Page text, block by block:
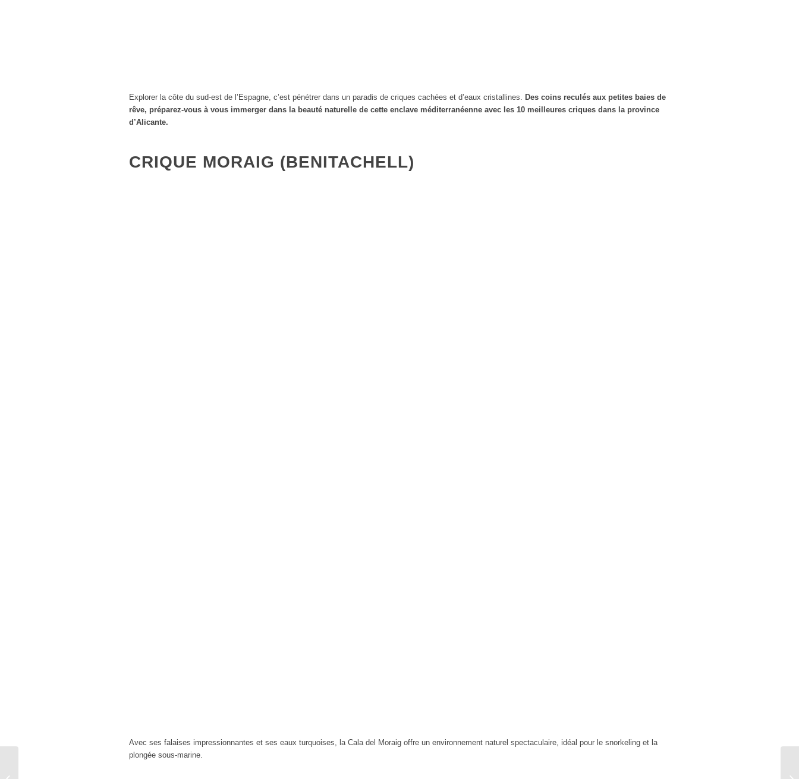
Explorer la côte du sud-est de l’Espagne, c’est pénétrer dans un paradis de criques cachées et d’eaux cristallines. Des coins reculés aux petites baies de
rêve, préparez-vous à vous immerger dans la beauté naturelle de cette enclave méditerranéenne avec les 10 meilleures criques dans la province
d’Alicante.
CRIQUE MORAIG (BENITACHELL)
Avec ses falaises impressionnantes et ses eaux turquoises, la Cala del Moraig offre un environnement naturel spectaculaire, idéal pour le snorkeling et la
plongée sous-marine.